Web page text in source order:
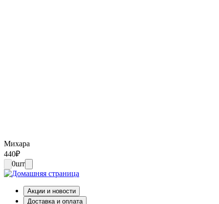
Михара
440₽
0шт
Акции и новости
Доставка и оплата